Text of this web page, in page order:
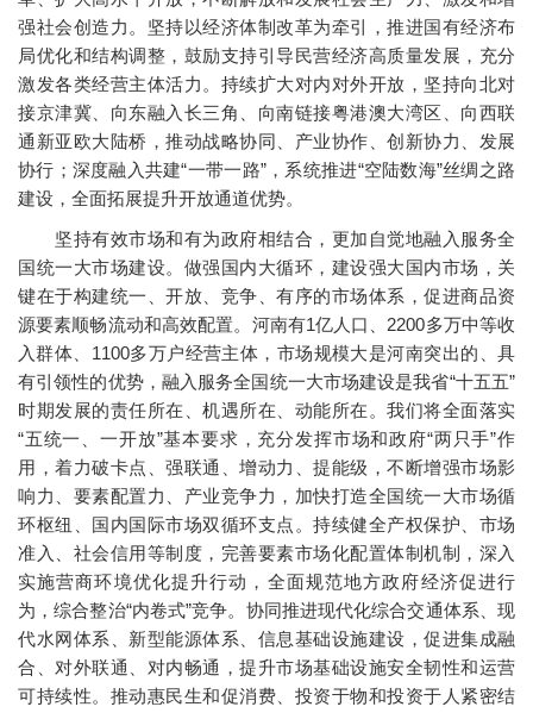
强社会创造力。坚持以经济体制改革为牵引，推进国有经济布
局优化和结构调整，鼓励支持引导民营经济高质量发展，充分
激发各类经营主体活力。持续扩大对内对外开放，坚持向北对
接京津冀、向东融入长三角、向南链接粤港澳大湾区、向西联
通新亚欧大陆桥，推动战略协同、产业协作、创新协力、发展
协行；深度融入共建“一带一路”，系统推进“空陆数海”丝绸之路
建设，全面拓展提升开放通道优势。
坚持有效市场和有为政府相结合，更加自觉地融入服务全
国统一大市场建设。做强国内大循环，建设强大国内市场，关
键在于构建统一、开放、竞争、有序的市场体系，促进商品资
源要素顺畅流动和高效配置。河南有1亿人口、2200多万中等收
入群体、1100多万户经营主体，市场规模大是河南突出的、具
有引领性的优势，融入服务全国统一大市场建设是我省“十五五”
时期发展的责任所在、机遇所在、动能所在。我们将全面落实
“五统一、一开放”基本要求，充分发挥市场和政府“两只手”作
用，着力破卡点、强联通、增动力、提能级，不断增强市场影
响力、要素配置力、产业竞争力，加快打造全国统一大市场循
环枢纽、国内国际市场双循环支点。持续健全产权保护、市场
准入、社会信用等制度，完善要素市场化配置体制机制，深入
实施营商环境优化提升行动，全面规范地方政府经济促进行
为，综合整治“内卷式”竞争。协同推进现代化综合交通体系、现
代水网体系、新型能源体系、信息基础设施建设，促进集成融
合、对外联通、对内畅通，提升市场基础设施安全韧性和运营
可持续性。推动惠民生和促消费、投资于物和投资于人紧密结